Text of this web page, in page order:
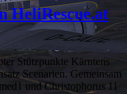
HeliRescue.at
Stützpunkte Kärntens
Scenarien. Gemeinsam
und Christophorus 11